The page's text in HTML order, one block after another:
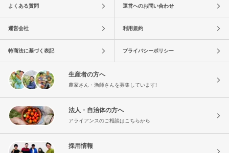
よくある質問 運営へのお問い合わせ
運営会社 利用規約
特商法に基づく表記 プライバシーポリシー
生産者の方へ
農家さん・漁師さんを募集しています!
法人・自治体の方へ
アライアンスのご相談はこちらから
採用情報